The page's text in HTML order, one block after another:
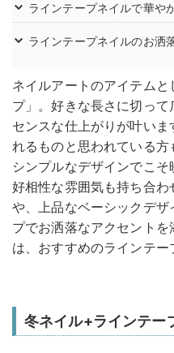
ラインテープネイルで華や
ラインテープネイルのお洒
ネイルアートのアイテム
プ」。好きな長さに切っ
センスな仕上がりが叶い
れるものと思われている
シンプルなデザインでこ
好相性な雰囲気も持ち合
や、上品なベーシックデ
プでお洒落なアクセント
は、おすすめのラインテー
冬ネイル+ラインテー